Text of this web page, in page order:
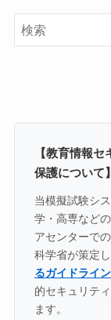
【教育情報
保護について】
当模擬試験シ
学・高専など
アセンターで
科学省が策定
るガイドライ
的セキュリテ
ます。